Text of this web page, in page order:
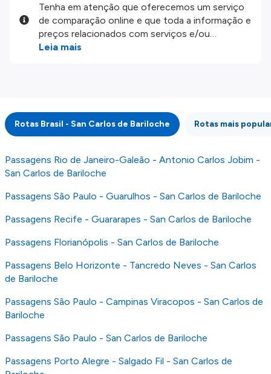
Tenha em atenção que oferecemos um serviço
de comparação online e que toda a informação e
preços relacionados com serviços e/ou
produtos disponíveis no nosso website são
integridade ou pela precisão da informação
publicada, por isso verifique com atenção todas
as condições no website do parceiro antes de
fazer uma reserva. Para mais detalhes verifique
os nossosTermos e Condições.
Leia mais
Rotas Brasil - San Carlos de Bariloche Rotas mais
Passagens Rio de Janeiro-Galeão - Antonio Carlos Jobim -
San Carlos de Bariloche
Passagens São Paulo - Guarulhos - San Carlos de Bariloche
Passagens Recife - Guararapes - San Carlos de Bariloche
Passagens Florianópolis - San Carlos de Bariloche
Passagens Belo Horizonte - Tancredo Neves - San Carlos
de Bariloche
Passagens São Paulo - Campinas Viracopos - San Carlos de
Bariloche
Passagens São Paulo - San Carlos de Bariloche
Passagens Porto Alegre - Salgado Fil - San Carlos de